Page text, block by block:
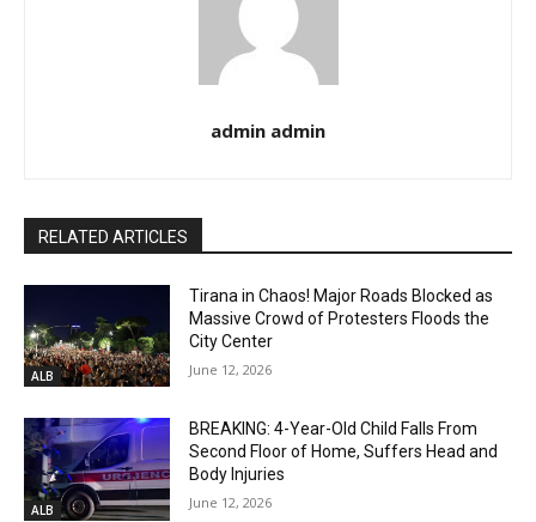
admin admin
RELATED ARTICLES
ALB
Tirana in Chaos! Major Roads Blocked as
Massive Crowd of Protesters Floods the
City Center
June 12, 2026
ALB
BREAKING: 4-Year-Old Child Falls From
Second Floor of Home, Suffers Head and
Body Injuries
June 12, 2026